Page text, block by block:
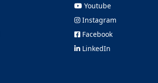
Youtube
Instagram
Facebook
LinkedIn